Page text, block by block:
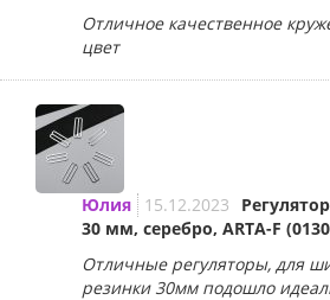
Отличное качественное
цвет
Юлия 15.12.2023
30 мм, серебро, ARTA-F
Отличные регуляторы, для
резинки 30мм подошло